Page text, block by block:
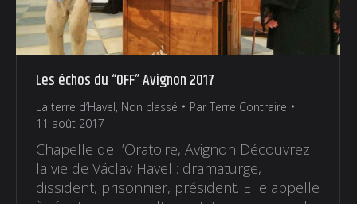
Les échos du “OFF” Avignon 2017
La terre d’Havel, Non classé Par Terre Contraire
11 août 2017
Chapelle de l’Oratoire, Avignon Découvrez
la vie de Václav Havel : dramaturge,
dissident, prisonnier, président. Elle appelle